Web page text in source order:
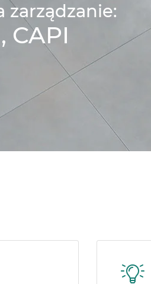
zarządzanie:
CAPI